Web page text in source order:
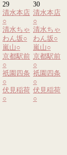
29
清水本店
○
清水ちゃ
わん坂○
嵐山○
京都駅前
○
祇園四条
○
伏見稲荷
○
30
清水本店
○
清水ちゃ
わん坂○
嵐山○
京都駅前
○
祇園四条
○
伏見稲荷
○